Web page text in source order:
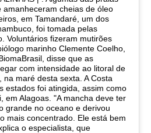
amanheceram cheias de óleo
em Tamandaré, um dos
foi tomada pelas
Voluntários fizeram mutirões
marinho Clemente Coelho,
disse que as
com intensidade ao litoral de
na maré desta sexta. A Costa
estados foi atingida, assim como
em Alagoas. "A mancha deve ter
grande no oceano e derivou
mais concentrado. Ele está bem
o especialista, que